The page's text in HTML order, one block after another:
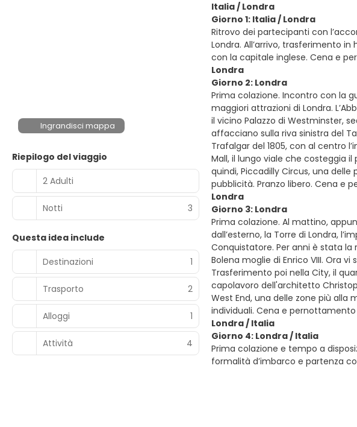
Ingrandisci mappa
Riepilogo del viaggio
2 Adulti
Notti 3
Questa idea include
Destinazioni
1
Trasporto 2
Alloggi 1
Attività 4
Italia / Londra
Giorno 1: Italia / Londra
Ritrovo dei partecipanti con
Londra. All’arrivo, trasferimento
con la capitale inglese. Cena e
Londra
Giorno 2: Londra
Prima colazione. Incontro con la
maggiori attrazioni di Londra.
il vicino Palazzo di Westminster,
affacciano sulla riva sinistra del
Trafalgar del 1805, con al centro
Mall, il lungo viale che costeggia
quindi, Piccadilly Circus, una
pubblicità. Pranzo libero. Cena e
Londra
Giorno 3: Londra
Prima colazione. Al mattino,
dall’esterno, la Torre di Londra,
Conquistatore. Per anni è stata
Bolena moglie di Enrico VIII. Ora
Trasferimento poi nella City, il
capolavoro dell'architetto
West End, una delle zone più alla
individuali. Cena e pernottamento
Londra / Italia
Giorno 4: Londra / Italia
Prima colazione e tempo a
formalità d’imbarco e partenza